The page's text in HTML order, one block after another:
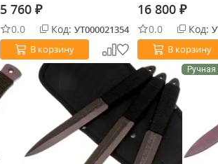
5 760 ₽
0.0 Код: УТ000021354
В корзину
16 800 ₽
0.0 Код:
В корзину
Ручная